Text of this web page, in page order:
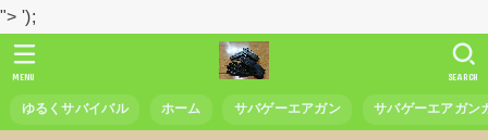
"> ');
ゆるくサバイバル ホーム サバゲーエアガン サバゲーエアガン
SEARCH
MENU